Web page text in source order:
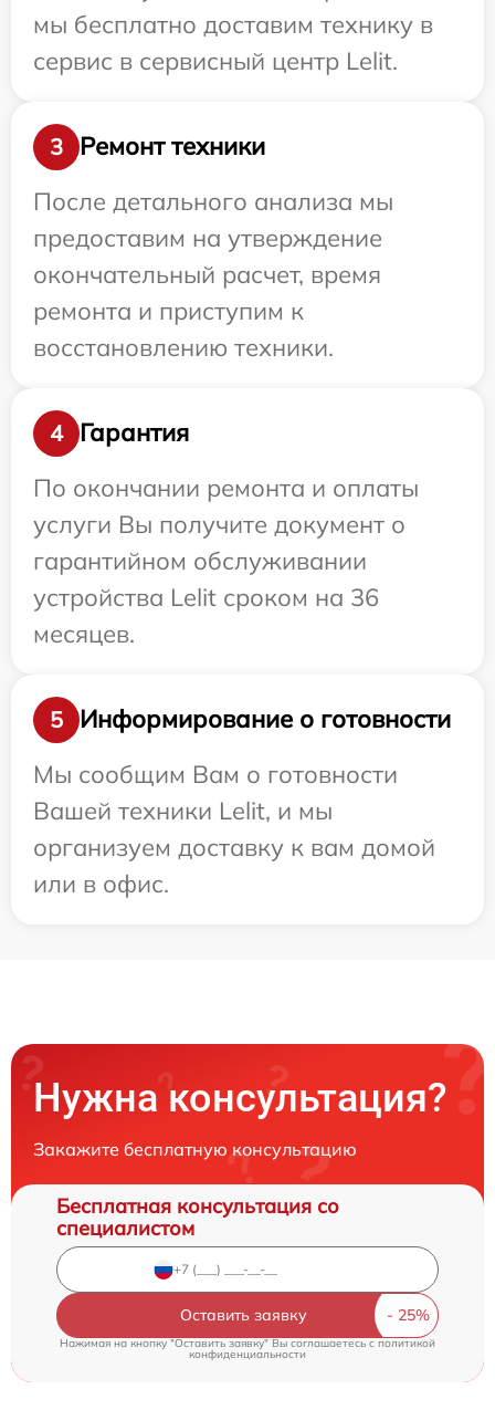
мы бесплатно доставим технику в
сервис в сервисный центр Lelit.
3
Ремонт техники
После детального анализа мы
предоставим на утверждение
окончательный расчет, время
ремонта и приступим к
восстановлению техники.
4
Гарантия
По окончании ремонта и оплаты
услуги Вы получите документ о
гарантийном обслуживании
устройства Lelit сроком на 36
месяцев.
5
Информирование о готовности
Мы сообщим Вам о готовности
Вашей техники Lelit, и мы
организуем доставку к вам домой
или в офис.
Нужна консультация?
Закажите бесплатную консультацию
Бесплатная консультация со
специалистом
Оставить заявку
Нажимая на кнопку "Оставить заявку" Вы соглашаетесь cполитикой
конфиденциальности